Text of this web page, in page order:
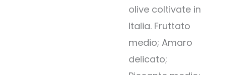
olive coltivate in
Italia. Fruttato
medio; Amaro
delicato;